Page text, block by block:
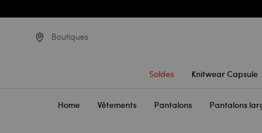
Boutiques
Soldes Knitwear Capsule
Home Vêtements Pantalons Pantalons